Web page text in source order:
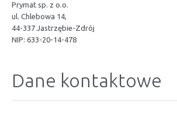
Prymat sp. z o.o.
ul. Chlebowa 14,
44-337 Jastrzębie-Zdrój
NIP: 633-20-14-478
Dane kontaktowe